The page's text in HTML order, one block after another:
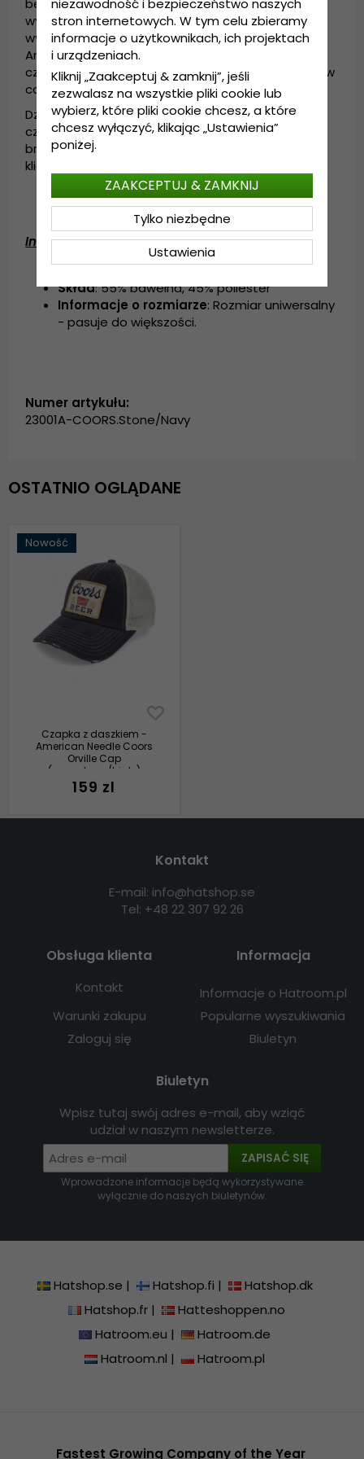
bezpodstawne, pierwsza partia czapek Cubs
wyprzedała się w jeden dzień, a druga runda
wyprzedała się jeszcze szybciej. Po tym sukcesie
American Needle wkrótce zacznie dostarczać
czapki wszystkim głównym drużynom sportowym w
całym kraju przez wiele lat.
Dziś American Needle jest firmą rodzinną
czwartego pokolenia, która nadal jest liderem w
branży dzięki produktom podziwianym przez
klientów na całym świecie.
Informacje szczegółowe:
Skład: 55% bawełna, 45% poliester
Informacje o rozmiarze: Rozmiar uniwersalny
- pasuje do większości.
Numer artykułu:
23001A-COORS.Stone/Navy
OSTATNIO OGLĄDANE
Nowość
Czapka z daszkiem -
American Needle Coors
Orville Cap
(granatowy/biały)
159 zl
Kontakt
E-mail: info@hatshop.se
Tel: +48 22 307 92 26
Obsługa klienta
Kontakt
Warunki zakupu
Zaloguj się
Informacja
Informacje o Hatroom.pl
Popularne wyszukiwania
Biuletyn
Biuletyn
Wpisz tutaj swój adres e-mail, aby wziąć
udział w naszym newsletterze.
ZAPISAĆ SIĘ
Wprowadzone informacje będą wykorzystywane
wyłącznie do naszych biuletynów.
Hatshop.se | Hatshop.fi |
Hatshop.dk
Hatshop.fr|
Hatteshoppen.no
Hatroom.eu |
Hatroom.de
Hatroom.nl | Hatroom.pl
Fastest Growing Company of the Year
niezawodność i bezpieczeństwo naszych
stron internetowych. W tym celu zbieramy
informacje o użytkownikach, ich projektach
i urządzeniach.
Kliknij „Zaakceptuj & zamknij”, jeśli
zezwalasz na wszystkie pliki cookie lub
wybierz, które pliki cookie chcesz, a które
chcesz wyłączyć, klikając „Ustawienia”
poniżej.
Ustawienia
Tylko niezbędne
ZAAKCEPTUJ & ZAMKNIJ